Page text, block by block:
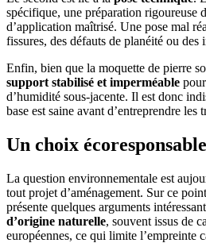
spécifique, une préparation rigoureuse
d’application maîtrisé. Une pose mal
fissures, des défauts de planéité ou des
Enfin, bien que la moquette de pierre
support stabilisé et imperméable
d’humidité sous-jacente. Il est donc
base est saine avant d’entreprendre les
Un choix
La question environnementale est
tout projet d’aménagement. Sur ce
présente quelques arguments
d’origine naturelle, souvent issus de
européennes, ce qui limite l’empreinte